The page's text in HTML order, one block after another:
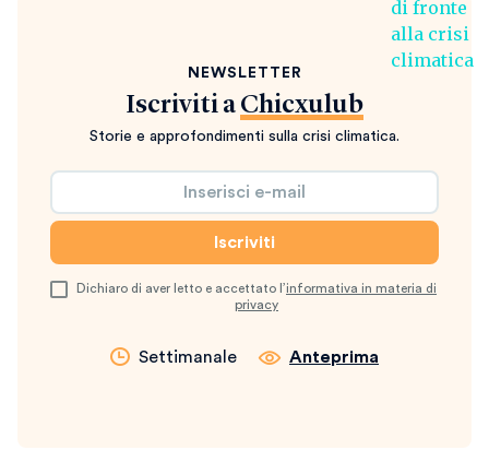
NEWSLETTER
Iscriviti a Chicxulub
Storie e approfondimenti sulla crisi climatica.
Dichiaro di aver letto e accettato l’informativa in materia di
privacy
Settimanale Anteprima